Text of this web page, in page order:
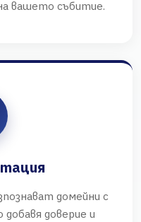
вашето събитие.
домейни с
доверие и